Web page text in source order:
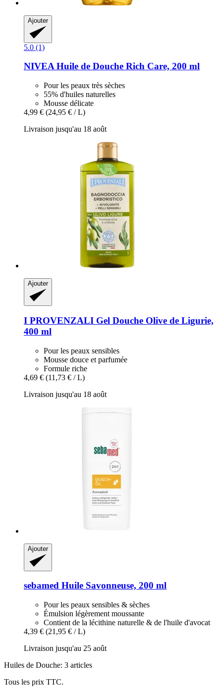
Ajouter
5.0 (1)
NIVEAHuile de Douche Rich Care, 200 ml
Pour les peaux très sèches
55% d'huiles naturelles
Mousse délicate
4,99 € (24,95 € / L)
Livraison jusqu'au 18 août
Ajouter
I PROVENZALI Gel Douche Olive de Ligurie,
400 ml
Pour les peaux sensibles
Mousse douce et parfumée
Formule riche
4,69 € (11,73 € / L)
Livraison jusqu'au 18 août
Ajouter
sebamed Huile Savonneuse, 200 ml
Pour les peaux sensibles & sèches
Émulsion légèrement moussante
Contient de la lécithine naturelle & de l'huile d'avocat
4,39 € (21,95 € / L)
Livraison jusqu'au 25 août
Huiles de Douche: 3 articles
Tous les prix TTC.